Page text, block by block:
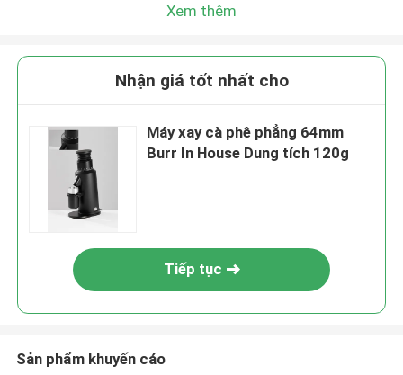
Xem thêm
Nhận giá tốt nhất cho
Máy xay cà phê phẳng 64mm
Burr In House Dung tích 120g
Tiếp tục
Sản phẩm khuyến cáo